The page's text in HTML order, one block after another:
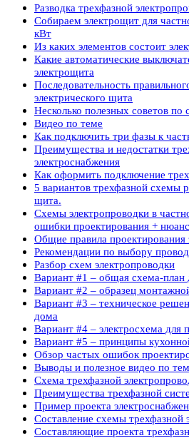
Разводка трехфазной
Собираем электрощит для
кВт
Из каких элементов состоит
Какие автоматические
электрощита
Последовательность
электрического щита
Несколько полезных советов по
Видео по теме
Как подключить три фазы к
Преимущества и недостатки
электроснабжения
Как оформить подключение
5 вариантов трехфазной схемы
щита.
Схемы электропроводки в
ошибки проектирования +
Общие правила проектирования
Рекомендации по выбору
Разбор схем электропроводки
Вариант #1 – общая схема-план
Вариант #2 – образец
Вариант #3 – техническое
дома
Вариант #4 – электросхема для
Вариант #5 – принципы
Обзор частых ошибок
Выводы и полезное видео по
Схема трехфазной
Преимущества трехфазной
Пример проекта
Составление схемы трехфазной
Составляющие проекта